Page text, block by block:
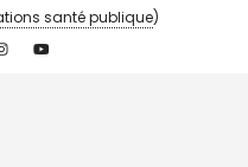
santé publique)
InstagramYouTube